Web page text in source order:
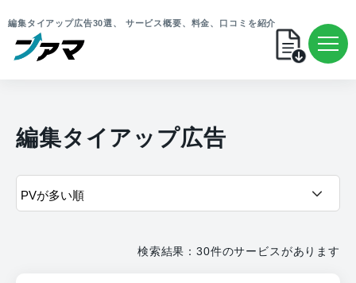
編集タイアップ広告30選、 サービス概要、料金、口コミを紹介
編集タイアップ広告
検索結果：30件のサービスがあります